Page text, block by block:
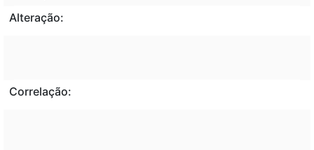
Alteração:
Correlação: